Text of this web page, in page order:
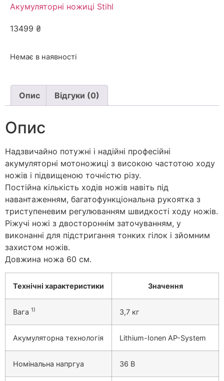
Акумуляторні ножиці Stihl
13499 ₴
Немає в наявності
Опис Відгуки (0)
Опис
Надзвичайно потужні і надійні професійні
акумуляторні мотоножиці з високою частотою ходу
ножів і підвищеною точністю різу.
Постійна кількість ходів ножів навіть під
навантаженням, багатофункціональна рукоятка з
триступеневим регулюванням швидкості ходу ножів.
Ріжучі ножі з двостороннім заточуванням, у
виконанні для підстригання тонких гілок і зйомним
захистом ножів.
Довжина ножа 60 см.
Технічні характеристики Значення
Вага 1) 3,7 кг
Акумуляторна технологія Lithium-Ionen AP-System
Номінальна напргуа 36 В